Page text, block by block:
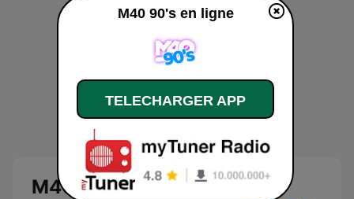
M40 90's
M40 90's en ligne
TELECHARGER APP